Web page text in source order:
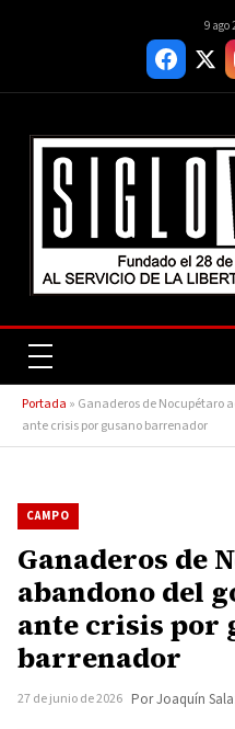
9 ago
Portada » Ganaderos de Nocupétaro
ante crisis por gusano barrenador
CAMPO
Ganaderos de
abandono del
ante crisis por
barrenador
27 de junio de 2026 Por Joaquín